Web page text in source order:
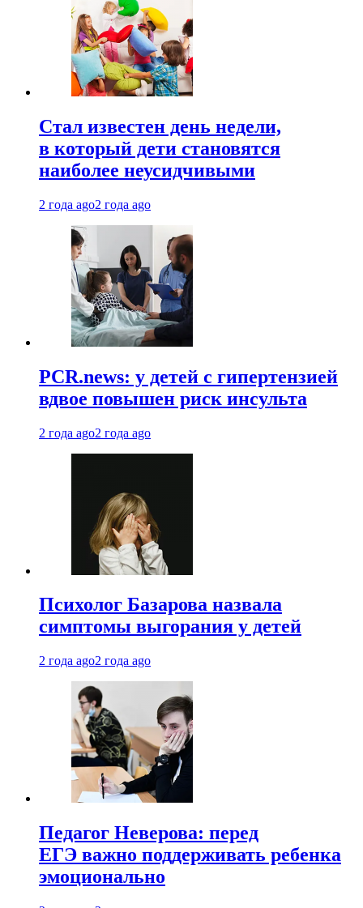
Стал известен день недели,
в который дети становятся
наиболее неусидчивыми
2 года ago2 года ago
PCR.news: у детей с гипертензией
вдвое повышен риск инсульта
2 года ago2 года ago
Психолог Базарова назвала
симптомы выгорания у детей
2 года ago2 года ago
Педагог Неверова: перед
ЕГЭ важно поддерживать ребенка
эмоционально